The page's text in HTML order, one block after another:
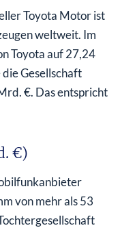
Toyota Motor ist
weltweit. Im
Toyota auf 27,24
Gesellschaft
€. Das entspricht
€)
von mehr als 53